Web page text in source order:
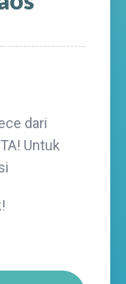
dari
Untuk